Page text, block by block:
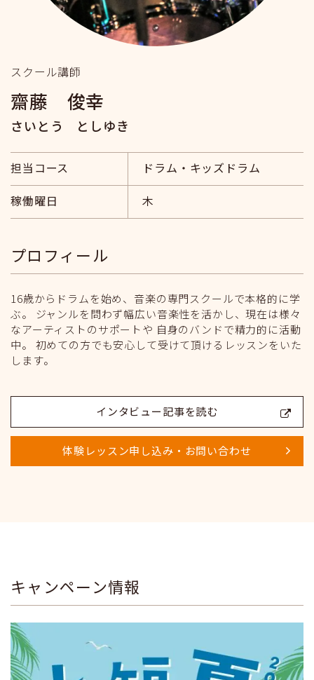
スクール講師
齋藤 俊幸
さいとう としゆき
担当コース
ドラム・キッズドラム
稼働曜日
木
プロフィール
16歳からドラムを始め、音楽の専門スクールで本格的に学
ぶ。 ジャンルを問わず幅広い音楽性を活かし、現在は様々
なアーティストのサポートや 自身のバンドで精力的に活動
中。 初めての方でも安心して受けて頂けるレッスンをいた
します。
インタビュー記事を読む
体験レッスン申し込み・お問い合わせ
キャンペーン情報